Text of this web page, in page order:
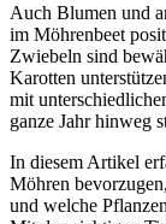
Auch Blumen und
im Möhrenbeet
Zwiebeln sind
Karotten
mit
ganze Jahr hinweg
In diesem Artikel
Möhren
und welche